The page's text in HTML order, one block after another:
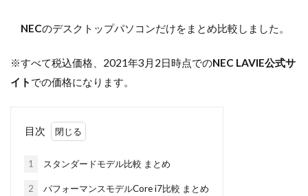
NECのデスクトップパソコンだけをまとめ比較しました。
※すべて税込価格、2021年3月2日時点でのNEC LAVIE公式サ
イト での価格になります。
目次
1 スタンダードモデル比較 まとめ
2 パフォーマンスモデルCore i7比較 まとめ